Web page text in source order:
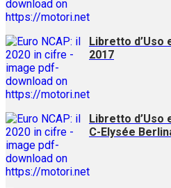
Libretto d’Uso
2017
Libretto d’Uso
C-Elysée